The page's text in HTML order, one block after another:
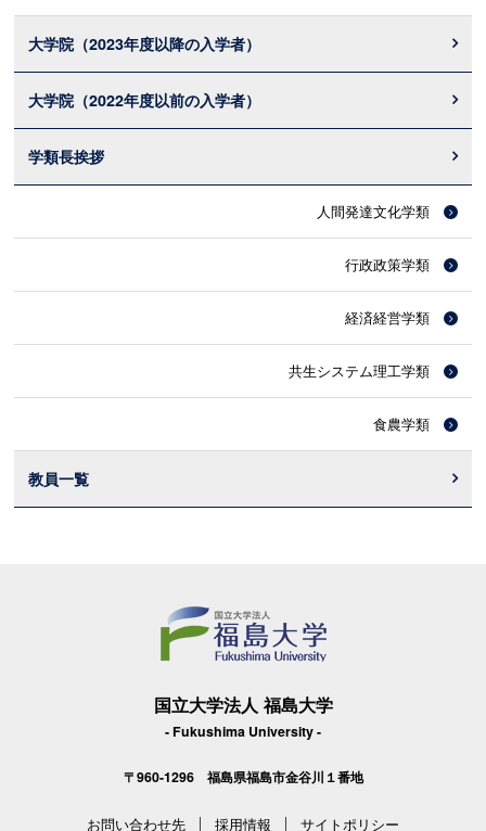
大学院（2023年度以降の入学者）
大学院（2022年度以前の入学者）
学類長挨拶
人間発達文化学類
行政政策学類
経済経営学類
共生システム理工学類
食農学類
教員一覧
国立大学法人 福島大学
- Fukushima University -
〒960-1296 福島県福島市金谷川１番地
お問い合わせ先 採用情報 サイトポリシー